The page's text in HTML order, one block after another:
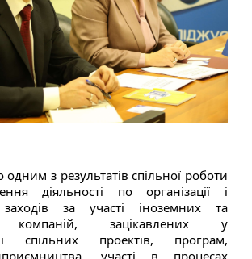
одним з результатів спільної роботи
діяльності по організації і
за участі іноземних та
компаній, зацікавлених у
спільних проектів, програм,